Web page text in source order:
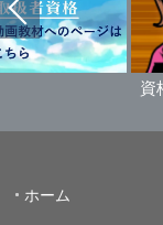
資
ホーム